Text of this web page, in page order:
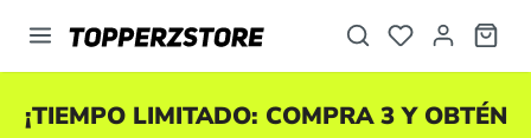
principal
¡TIEMPO LIMITADO: COMPRA 3 Y OBTÉN